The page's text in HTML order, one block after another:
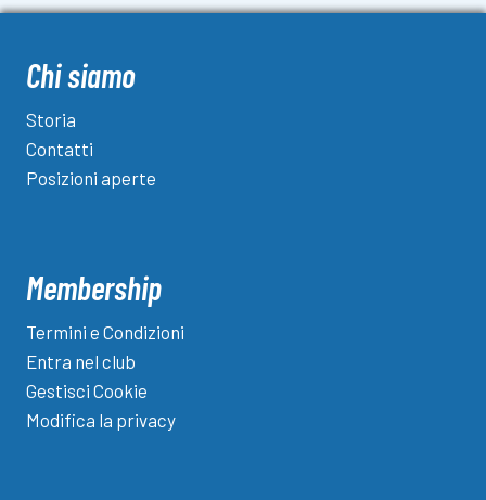
Chi siamo
Storia
Contatti
Posizioni aperte
Membership
Termini e Condizioni
Entra nel club
Gestisci Cookie
Modifica la privacy